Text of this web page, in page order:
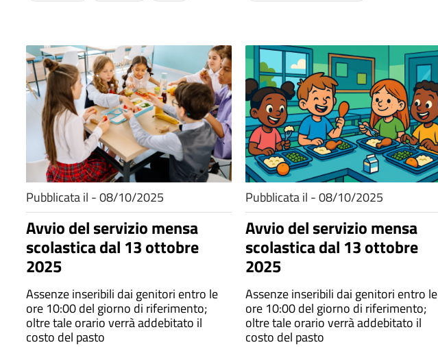
Pubblicata il - 08/10/2025
Avvio del servizio mensa
scolastica dal 13 ottobre
2025
Assenze inseribili dai genitori entro le
ore 10:00 del giorno di riferimento;
oltre tale orario verrà addebitato il
costo del pasto
Pubblicata il - 08/10/2025
Avvio del servizio mensa
scolastica dal 13 ottobre
2025
Assenze inseribili dai genitori entro le
ore 10:00 del giorno di riferimento;
oltre tale orario verrà addebitato il
costo del pasto